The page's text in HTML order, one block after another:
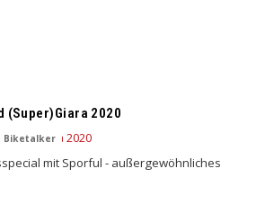
(Super)Giara 2020
Biketalker
mit Sporful - außergewöhnliches